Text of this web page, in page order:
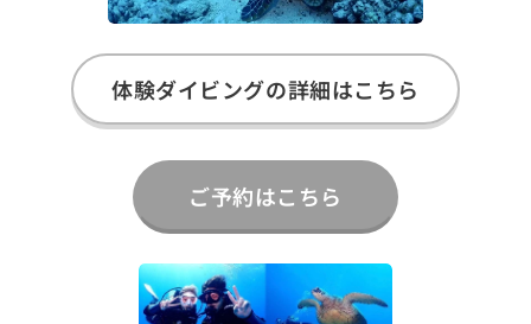
体験ダイビングの詳細はこちら
ご予約はこちら